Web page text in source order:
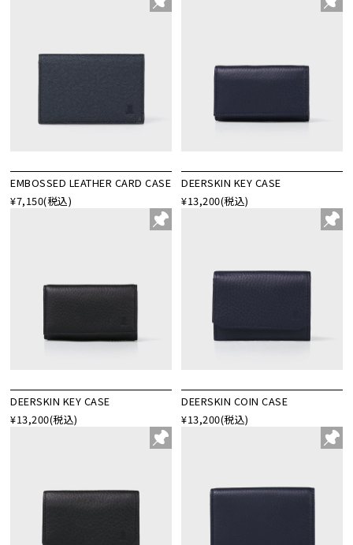
EMBOSSED LEATHER CARD CASE
¥7,150(税込)
DEERSKIN KEY CASE
¥13,200(税込)
DEERSKIN KEY CASE
¥13,200(税込)
DEERSKIN COIN CASE
¥13,200(税込)